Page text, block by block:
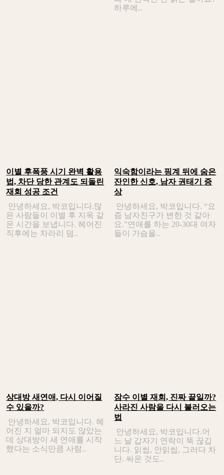
하루에..
이별 후폭풍 시기 완벽 활용
법, 차단 당한 관계도 되돌린
재회 성공 조건
안녕하세요, 박코입니다.많
은 사람들이 이별 후 지옥 같
은 시간을 보냅니다. 헤어진
직후에는 차라리 덤..
익숙함이라는 핑계 뒤에 숨은
잔인한 신호, 남자 권태기 증
상
안녕하세요, 박코입니다. “요
즘 남자친구가 변한 것 같아
요.”연애를 하는 20-30대 여자
들이 가슴을..
상대방 새연애, 다시 이어질
수 있을까?
안녕하세요, 박코입니다. 헤
어진 지 얼마 되지도 않았는
데 상대방이 새 연애를 시작
했다는 소식만큼 사람..
잠수 이별 재회, 진짜 끝일까?
사라진 사람을 다시 불러오는
법
안녕하세요, 박코입니다.어
느 날 갑자기 연락이 뚝 끊깁
니다. 읽씹, 안읽씹, 그러다 차
단. 싸운 것도..